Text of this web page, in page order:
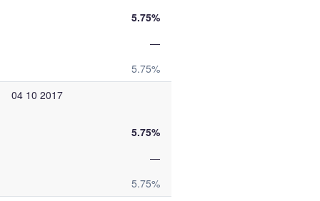
5.75%
—
5.75%
04 10 2017
5.75%
—
5.75%